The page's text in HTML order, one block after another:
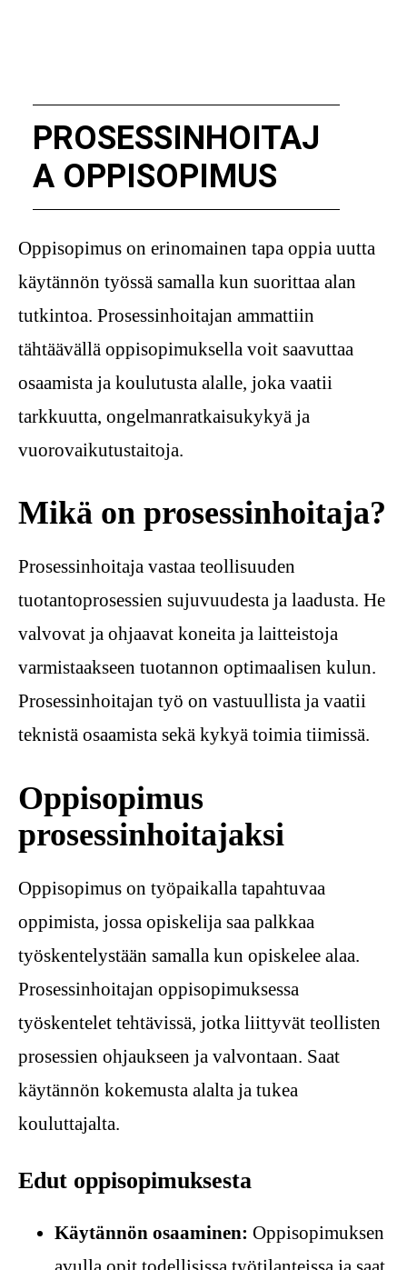
PROSESSINHOITAJ
A OPPISOPIMUS
Oppisopimus on erinomainen tapa oppia uutta
käytännön työssä samalla kun suorittaa alan
tutkintoa. Prosessinhoitajan ammattiin
tähtäävällä oppisopimuksella voit saavuttaa
osaamista ja koulutusta alalle, joka vaatii
tarkkuutta, ongelmanratkaisukykyä ja
vuorovaikutustaitoja.
Mikä on prosessinhoitaja?
Prosessinhoitaja vastaa teollisuuden
tuotantoprosessien sujuvuudesta ja laadusta. He
valvovat ja ohjaavat koneita ja laitteistoja
varmistaakseen tuotannon optimaalisen kulun.
Prosessinhoitajan työ on vastuullista ja vaatii
teknistä osaamista sekä kykyä toimia tiimissä.
Oppisopimus
prosessinhoitajaksi
Oppisopimus on työpaikalla tapahtuvaa
oppimista, jossa opiskelija saa palkkaa
työskentelystään samalla kun opiskelee alaa.
Prosessinhoitajan oppisopimuksessa
työskentelet tehtävissä, jotka liittyvät teollisten
prosessien ohjaukseen ja valvontaan. Saat
käytännön kokemusta alalta ja tukea
kouluttajalta.
Edut oppisopimuksesta
Käytännön osaaminen: Oppisopimuksen